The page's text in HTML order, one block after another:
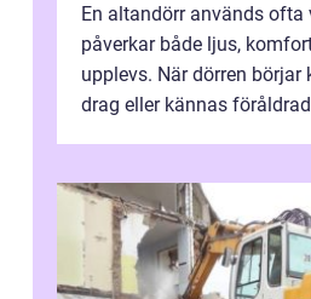
En altandörr används ofta
påverkar både ljus,
upplevs. När dörren börjar
drag eller kännas